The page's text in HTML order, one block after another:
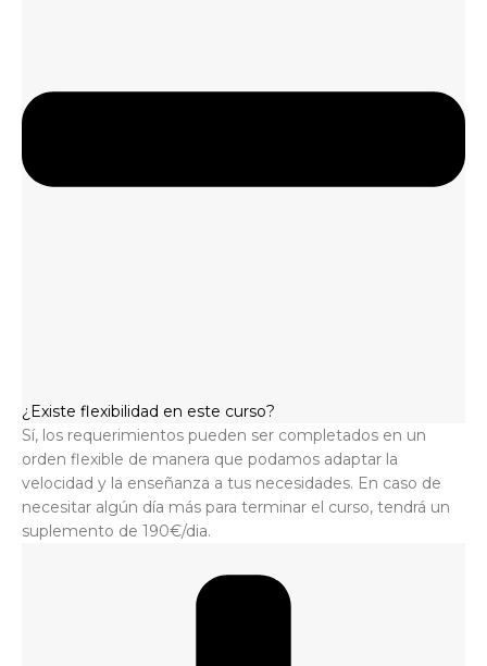
¿Existe flexibilidad en este curso?
Sí, los requerimientos pueden ser completados en un
orden flexible de manera que podamos adaptar la
velocidad y la enseñanza a tus necesidades. En caso de
necesitar algún día más para terminar el curso, tendrá un
suplemento de 190€/dia.